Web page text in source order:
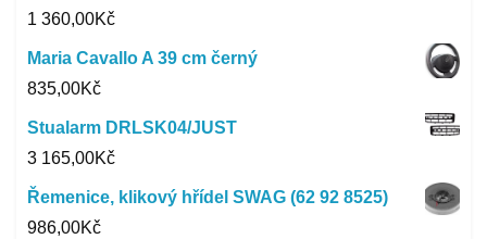
1 360,00Kč
Maria Cavallo A 39 cm černý
835,00Kč
Stualarm DRLSK04/JUST
3 165,00Kč
Řemenice, klikový hřídel SWAG (62 92 8525)
986,00Kč